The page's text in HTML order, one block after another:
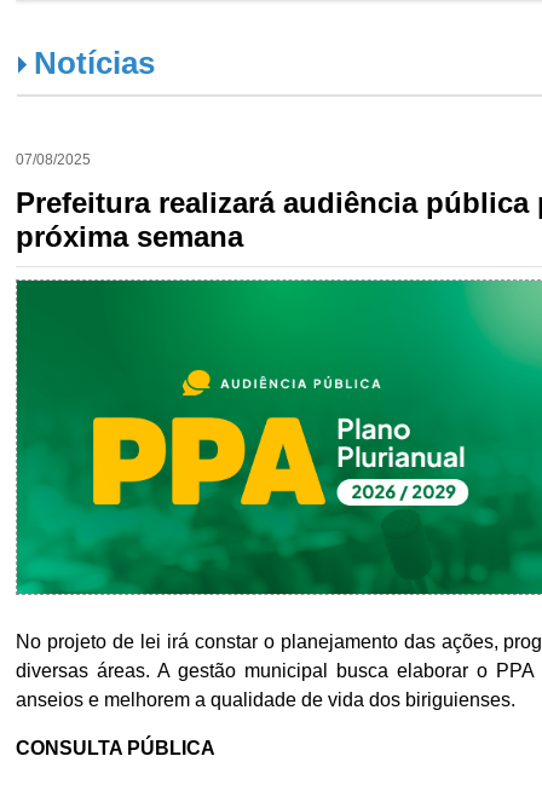
Notícias
07/08/2025
Prefeitura realizará audiência
próxima semana
No projeto de lei irá constar o planejamento das ações,
diversas áreas. A gestão municipal busca elaborar o
anseios e melhorem a qualidade de vida dos biriguienses.
CONSULTA PÚBLICA